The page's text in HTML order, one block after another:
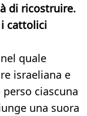
di ricostruire.
cattolici
quale
israeliana e
ciascuna
una suora